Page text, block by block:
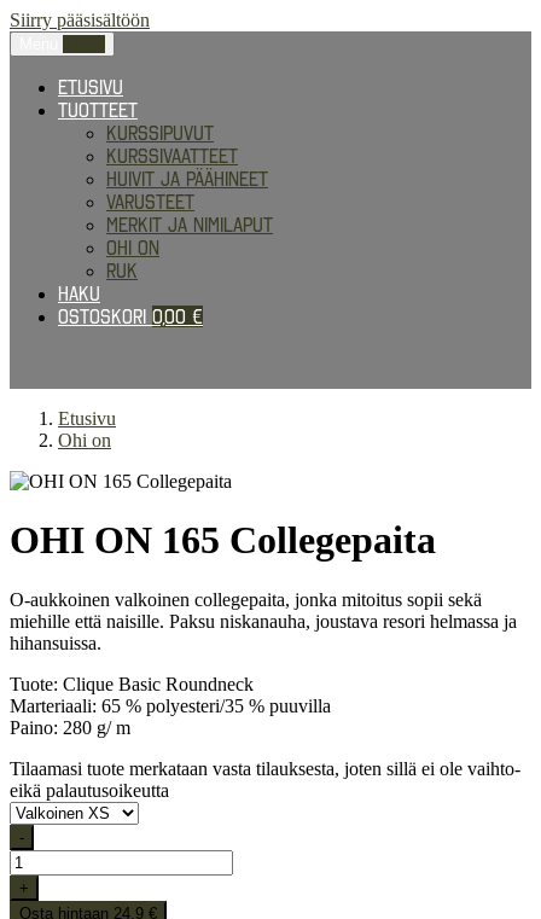
Siirry pääsisältöön
Etusivu
Tuotteet
Kurssipuvut
Kurssivaatteet
Huivit ja päähineet
Varusteet
Merkit ja nimilaput
Ohi on
RUK
Haku
Ostoskori 0,00 €
Etusivu
Ohi on
OHI ON 165 Collegepaita
O-aukkoinen valkoinen collegepaita, jonka mitoitus sopii sekä
miehille että naisille. Paksu niskanauha, joustava resori helmassa ja
hihansuissa.
Tuote: Clique Basic Roundneck
Marteriaali: 65 % polyesteri/35 % puuvilla
Paino: 280 g/ m
Tilaamasi tuote merkataan vasta tilauksesta, joten sillä ei ole vaihto-
eikä palautusoikeutta
-
+
Osta hintaan 24.9 €